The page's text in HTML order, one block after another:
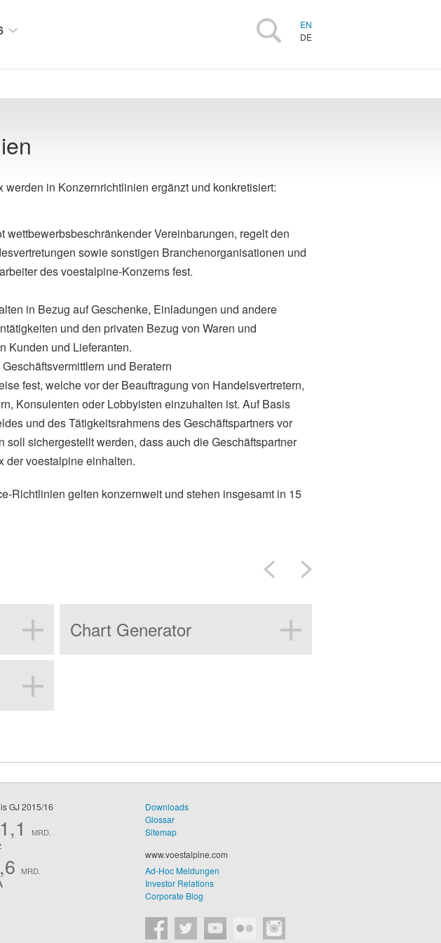
EN
DE
in Konzernrichtlinien ergänzt und konkretisiert:
wettbewerbsbeschränkender Vereinbarungen, regelt den
sowie sonstigen Branchenorganisationen und
des voestalpine-Konzerns fest.
in Bezug auf Geschenke, Einladungen und andere
und den privaten Bezug von Waren und
Kunden und Lieferanten.
und Beratern
fest, welche vor der Beauftragung von Handelsvertretern,
Konsulenten oder Lobbyisten einzuhalten ist. Auf Basis
und des Tätigkeitsrahmens des Geschäftspartners vor
soll sichergestellt werden, dass auch die Geschäftspartner
der voestalpine einhalten.
Richtlinien gelten konzernweit und stehen insgesamt in 15
Chart Generator
Erstellen Sie Ihre eigene Kennzahlenübersicht
GJ 2015/16
MRD.
MRD.
Downloads
Glossar
Sitemap
www.voestalpine.com
Ad-Hoc Meldungen
Investor Relations
Corporate Blog